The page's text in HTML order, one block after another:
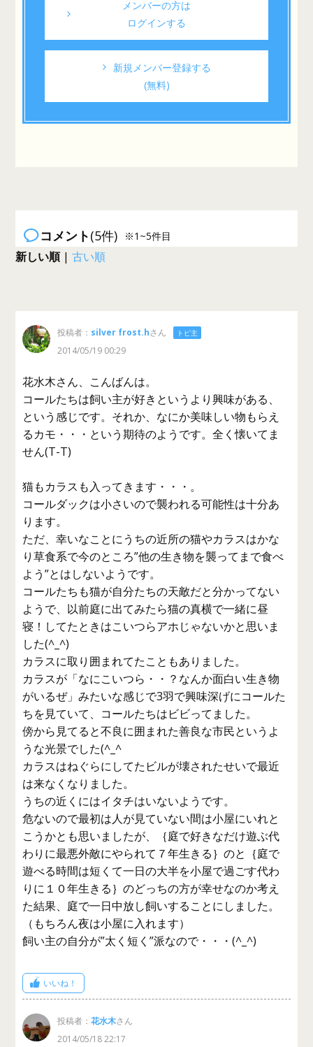
メンバーの方は
ログインする
新規メンバー登録する
(無料)
コメント(5件) ※1~5件目
新しい順|古い順
投稿者： silver frost.hさん トピ主
2014/05/19 00:29
花水木さん、こんばんは。
コールたちは飼い主が好きというより興味がある、
という感じです。それか、なにか美味しい物もらえ
るカモ・・・という期待のようです。全く懐いてま
せん(T-T)
猫もカラスも入ってきます・・・。
コールダックは小さいので襲われる可能性は十分あ
ります。
ただ、幸いなことにうちの近所の猫やカラスはかな
り草食系で今のところ”他の生き物を襲ってまで食べ
よう”とはしないようです。
コールたちも猫が自分たちの天敵だと分かってない
ようで、以前庭に出てみたら猫の真横で一緒に昼
寝！してたときはこいつらアホじゃないかと思いま
した(^_^)
カラスに取り囲まれてたこともありました。
カラスが「なにこいつら・・？なんか面白い生き物
がいるぜ」みたいな感じで3羽で興味深げにコールた
ちを見ていて、コールたちはビビってました。
傍から見てると不良に囲まれた善良な市民というよ
うな光景でした(^_^
カラスはねぐらにしてたビルが壊されたせいで最近
は来なくなりました。
うちの近くにはイタチはいないようです。
危ないので最初は人が見ていない間は小屋にいれと
こうかとも思いましたが、｛庭で好きなだけ遊ぶ代
わりに最悪外敵にやられて７年生きる｝のと｛庭で
遊べる時間は短くて一日の大半を小屋で過ごす代わ
りに１０年生きる｝のどっちの方が幸せなのか考え
た結果、庭で一日中放し飼いすることにしました。
（もちろん夜は小屋に入れます）
飼い主の自分が”太く短く”派なので・・・(^_^)
いいね！
投稿者：花水木さん
2014/05/18 22:17